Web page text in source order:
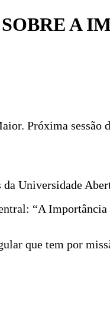
A
Próxima sessão
Universidade
“A Importância
que tem por